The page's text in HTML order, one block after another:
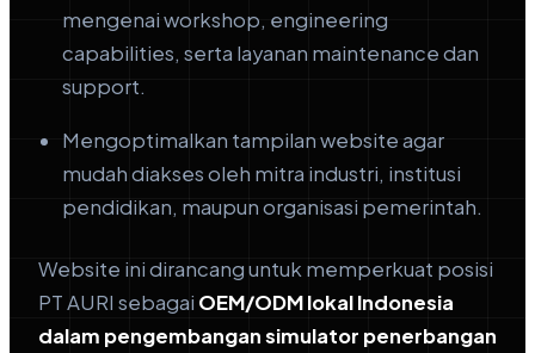
mengenai workshop, engineering
capabilities, serta layanan maintenance dan
support.
Mengoptimalkan tampilan website agar
mudah diakses oleh mitra industri, institusi
pendidikan, maupun organisasi pemerintah.
Website ini dirancang untuk memperkuat posisi
PT AURI sebagai OEM/ODM lokal Indonesia
dalam pengembangan simulator penerbangan